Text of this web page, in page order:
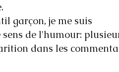
garçon, je me suis
de l'humour:
dans les